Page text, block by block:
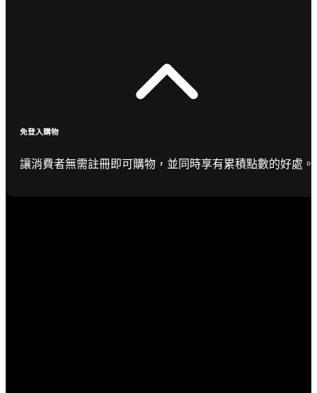
免登入購物
讓消費者無需註冊即可購物，並同時享有累積點數的好處。